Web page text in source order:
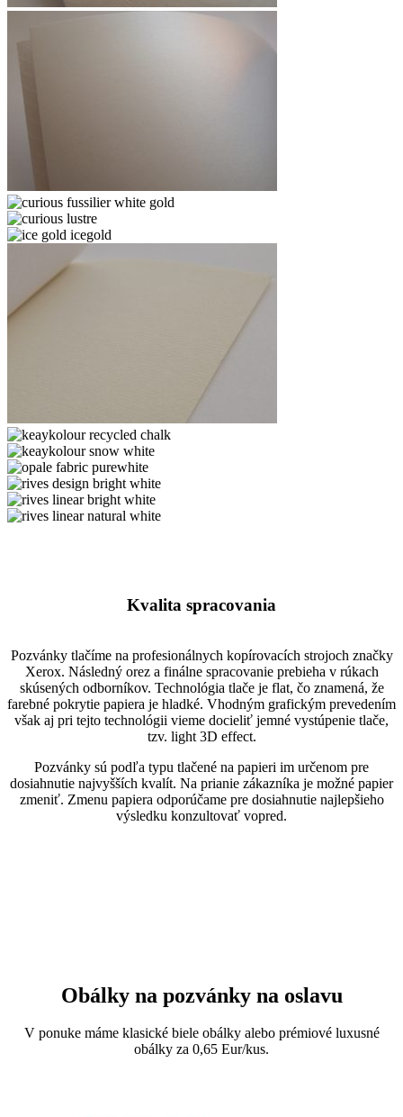
astrosilver-
orion
curious
fussilier
curious
icegold
rives
palecream
keaykolour
recycled
chalk
keaykolour
snow
white
opale
fabric
purewhite
rives
design
rives
Kvalita spracovania
Pozvánky tlačíme na profesionálnych kopírovacích strojoch značky
Xerox. Následný orez a finálne spracovanie prebieha v rúkach
skúsených odborníkov. Technológia tlače je flat, čo znamená, že
farebné pokrytie papiera je hladké. Vhodným grafickým prevedením
však aj pri tejto technológii vieme docieliť jemné vystúpenie tlače,
tzv. light 3D effect.
Pozvánky sú podľa typu tlačené na papieri im určenom pre
dosiahnutie najvyšších kvalít. Na prianie zákazníka je možné papier
zmeniť. Zmenu papiera odporúčame pre dosiahnutie najlepšieho
výsledku konzultovať vopred.
Obálky na pozvánky na oslavu
V ponuke máme klasické biele obálky alebo prémiové luxusné
obálky za 0,65 Eur/kus.